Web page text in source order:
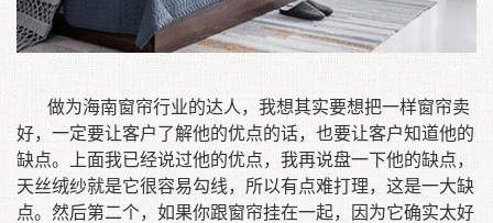
做为海南窗帘行业的达人，我想其实要想把一样窗帘卖
好，一定要让客户了解他的优点的话，也要让客户知道他的
缺点。上面我已经说过他的优点，我再说盘一下他的缺点，
天丝绒纱就是它很容易勾线，所以有点难打理，这是一大缺
点。然后第二个，如果你跟窗帘挂在一起，因为它确实太好